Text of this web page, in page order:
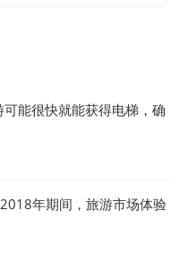
能很快就能获得电梯，确